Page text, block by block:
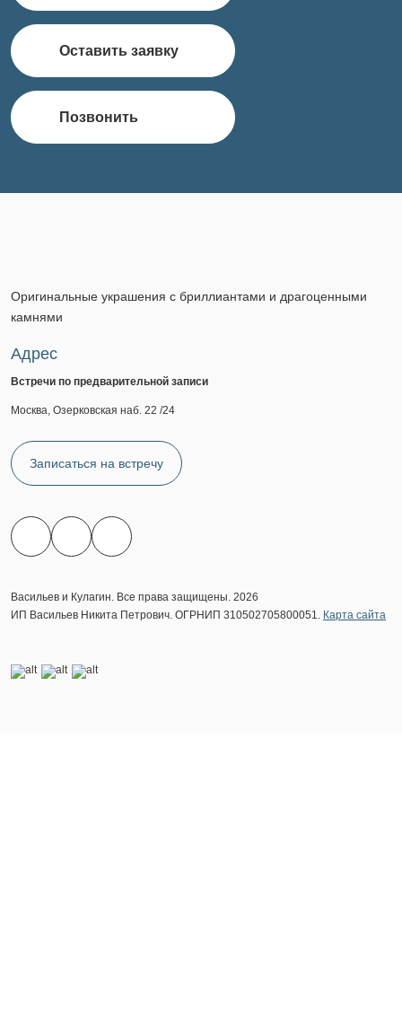
Оставить заявку
Позвонить
Оригинальные украшения с бриллиантами и драгоценными
камнями
Адрес
Встречи по предварительной записи
Москва, Озерковская наб. 22 /24
Записаться на встречу
Васильев и Кулагин. Все права защищены. 2026
ИП Васильев Никита Петрович. ОГРНИП 310502705800051. Карта сайта